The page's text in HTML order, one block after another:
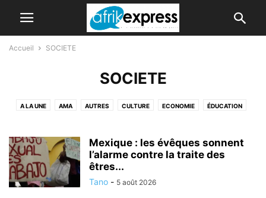
Accueil SOCIETE
SOCIETE
A LA UNE AMA AUTRES CULTURE ECONOMIE ÉDUCATION
SPORTS
Mexique : les évêques sonnent
l’alarme contre la traite des
êtres...
Tano - 5 août 2026